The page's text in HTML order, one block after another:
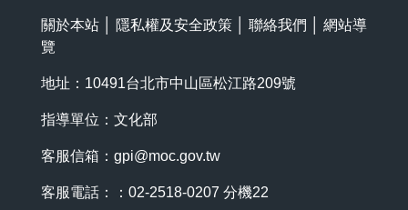
關於本站 隱私權及安全政策 聯絡我們
網站導
覽
地址：10491台北市中山區松江路209號
指導單位：文化部
客服信箱： gpi@moc.gov.tw
客服電話：：02-2518-0207 分機22